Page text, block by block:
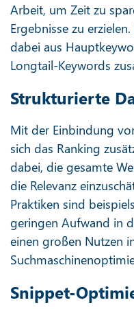
Arbeit, um Zeit zu
Ergebnisse zu
dabei aus
Longtail-Keywords
Strukturierte
Mit der Einbindung
sich das Ranking
dabei, die gesamte
die Relevanz
Praktiken sind
geringen Aufwand in
einen großen Nutzen
Snippet-